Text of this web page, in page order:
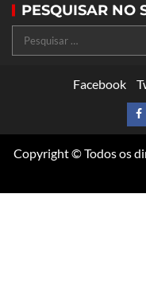
PESQUISAR NO
Facebook
Copyright © Todos os